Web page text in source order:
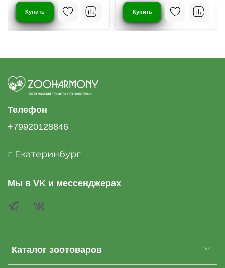
Купить Купить
Каталог зоотоваров
Телефон
+79920128846
г Екатеринбург
Мы в VK и мессенджерах